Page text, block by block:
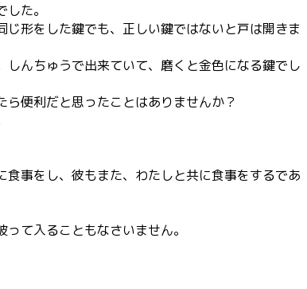
た。
形をした鍵でも、正しい鍵ではないと戸は開きま
んちゅうで出来ていて、磨くと金色になる鍵でし
便利だと思ったことはありませんか？
事をし、彼もまた、わたしと共に食事をするであ
て入ることもなさいません。